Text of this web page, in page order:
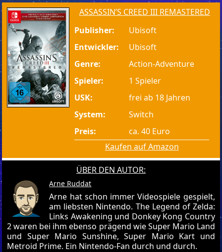
ASSASSIN’S CREED III REMASTERED
Publisher:
Ubisoft
Entwickler:
Ubisoft
Genre:
Action-Adventure
Spieler:
1 Spieler
USK:
frei ab 18 Jahren
System:
Switch
Preis:
ca. 40 Euro
Kaufen auf Amazon
ÜBER DEN AUTOR:
Arne Ruddat
Arne hat schon immer Videospiele gespielt,
am liebsten Nintendo. The Legend of Zelda:
Links Awakening und Donkey Kong Country
2 waren bei ihm ebenso prägend wie Super Mario Land
und Super Mario Sunshine, Super Mario Kart und
Metroid Prime. Ein Nintendo-Fan durch und durch.